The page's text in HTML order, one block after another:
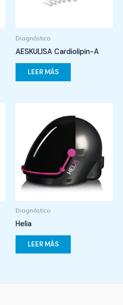
Diagnóstico
AESKULISA Cardiolipin-A
LEER MÁS
Diagnóstico
Helia
LEER MÁS